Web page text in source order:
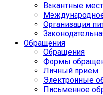
Вакантные
Организация
Обращения
Обращения
Формы
Личный приём
Электронные
Письменное